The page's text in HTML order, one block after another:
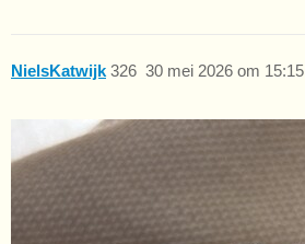
NielsKatwijk 30 mei 2026 om 15:15
326